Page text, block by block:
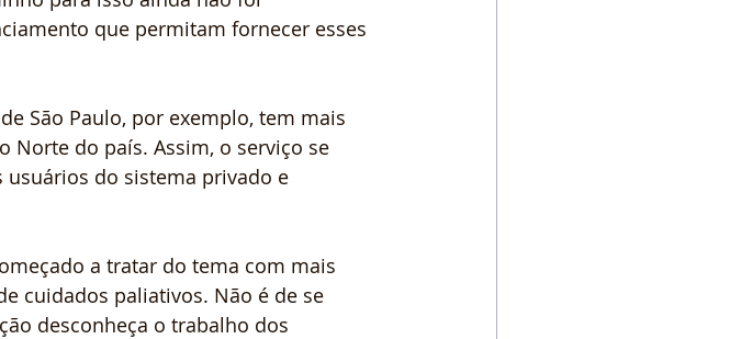
que permitam fornecer esses
São Paulo, por exemplo, tem mais
Norte do país. Assim, o serviço se
usuários do sistema privado e
a tratar do tema com mais
cuidados paliativos. Não é de se
desconheça o trabalho dos